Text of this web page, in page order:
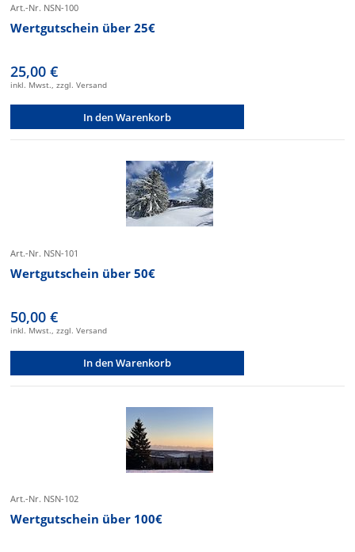
Art.-Nr. NSN-100
Wertgutschein über 25€
25,00 €
inkl. Mwst., zzgl. Versand
In den Warenkorb
Art.-Nr. NSN-101
Wertgutschein über 50€
50,00 €
inkl. Mwst., zzgl. Versand
In den Warenkorb
Art.-Nr. NSN-102
Wertgutschein über 100€